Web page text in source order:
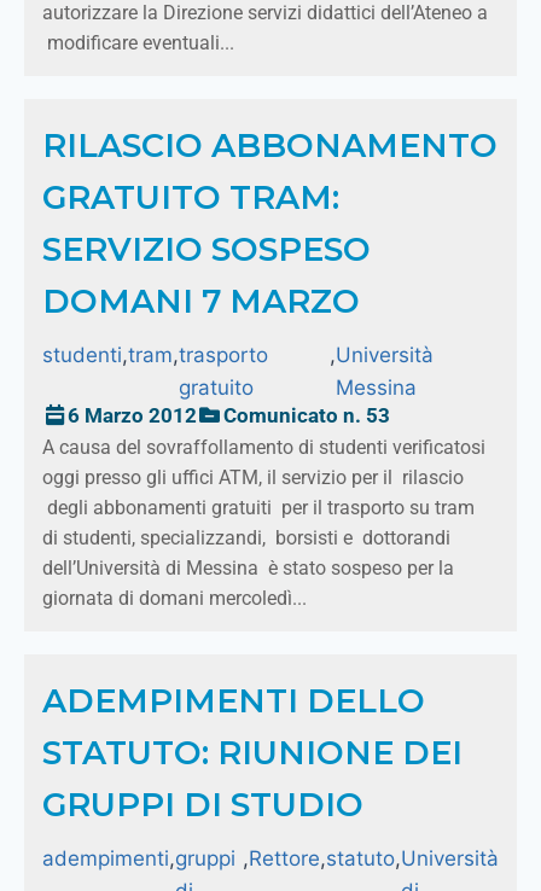
autorizzare la Direzione servizi didattici dell’Ateneo a
modificare eventuali...
RILASCIO ABBONAMENTO
GRATUITO TRAM:
SERVIZIO SOSPESO
DOMANI 7 MARZO
studenti,tram,trasporto
gratuito
,Università
Messina
6 Marzo 2012
Comunicato n. 53
A causa del sovraffollamento di studenti verificatosi
oggi presso gli uffici ATM, il servizio per il rilascio
degli abbonamenti gratuiti per il trasporto su tram
di studenti, specializzandi, borsisti e dottorandi
dell’Università di Messina è stato sospeso per la
giornata di domani mercoledì...
ADEMPIMENTI DELLO
STATUTO: RIUNIONE DEI
GRUPPI DI STUDIO
adempimenti,gruppi ,Rettore,statuto,Università